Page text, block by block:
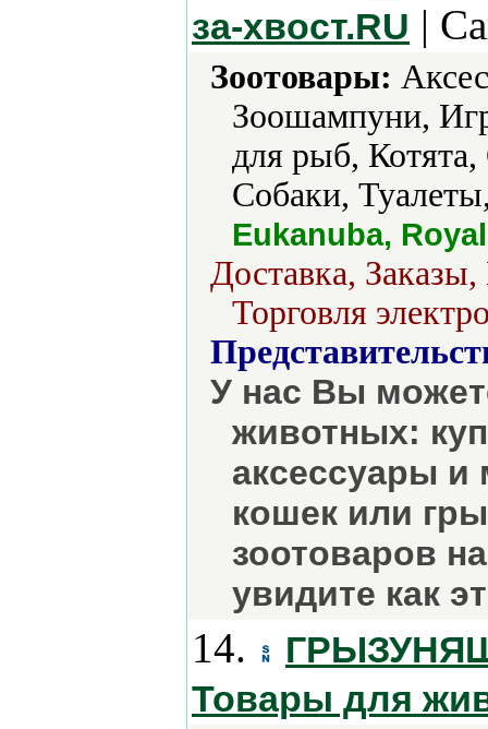
за-хвост.RU |
Зоотовары:
Зоошампуни,
для рыб,
Собаки,
Eukanuba, Royal
Доставка,
Торговля
У нас Вы
животных:
аксессуары и
кошек или
зоотоваров
увидите как
14.
Товары для